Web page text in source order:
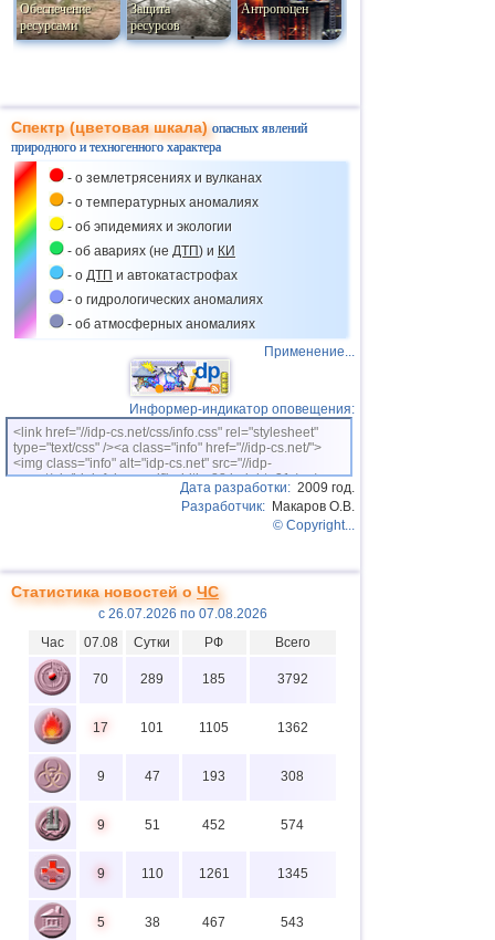
Обеспечение
ресурсами
Защита
ресурсов
Антропоцен
Спектр (цветовая шкала)опасных явлений
природного и техногенного характера
- о землетрясениях и вулканах
- о температурных аномалиях
- об эпидемиях и экологии
- об авариях (не ДТП) и КИ
- о ДТП и автокатастрофах
- о гидрологических аномалиях
- об атмосферных аномалиях
Применение...
Информер-индикатор оповещения:
<link href="//idp-cs.net/css/info.css" rel="stylesheet"
type="text/css" /><a class="info" href="//idp-cs.net/">
<img class="info" alt="idp-cs.net" src="//idp-
cs.net/pix/idpinfok_sm.gif" width=88 height=31 /></a>
Дата разработки: 2009 год.
Разработчик: Макаров О.В.
© Copyright...
Статистика новостей оЧС
с 26.07.2026 по 07.08.2026
Час
07.08 Сутки РФ Всего
70 289 185 3792
17 101 1105 1362
9 47 193 308
9 51 452 574
9 110 1261 1345
5 38 467 543